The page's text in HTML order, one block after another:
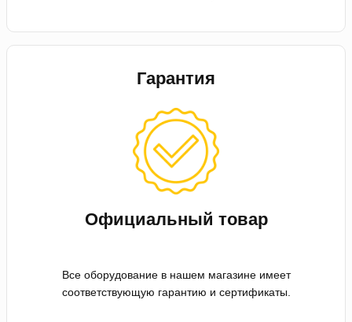
Гарантия
Официальный товар
Все оборудование в нашем магазине имеет
соответствующую гарантию и сертификаты.